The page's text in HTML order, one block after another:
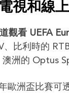
視和線
觀看 UEFA
、比利時的
洲的 Optus
歐洲盃比賽可